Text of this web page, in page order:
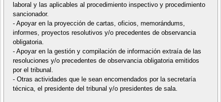
laboral y las aplicables al procedimiento inspectivo y procedimiento
sancionador.
- Apoyar en la proyección de cartas, oficios, memorándums,
informes, proyectos resolutivos y/o precedentes de observancia
obligatoria.
- Apoyar en la gestión y compilación de información extraía de las
resoluciones y/o precedentes de observancia obligatoria emitidos
por el tribunal.
- Otras actividades que le sean encomendados por la secretaría
técnica, el presidente del tribunal y/o presidentes de sala.